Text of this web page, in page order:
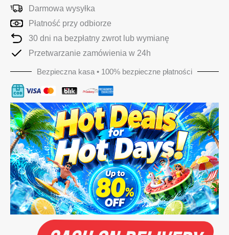
Darmowa wysyłka
Płatność przy odbiorze
30 dni na bezpłatny zwrot lub wymianę
Przetwarzanie zamówienia w 24h
Bezpieczna kasa • 100% bezpieczne płatności